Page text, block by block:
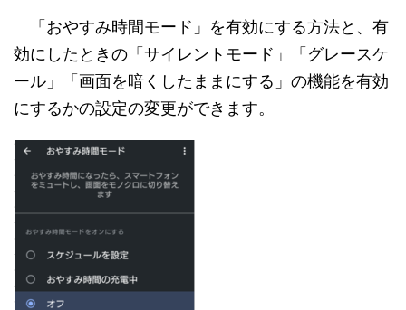
「おやすみ時間モード」を有効にする方法と、有
効にしたときの「サイレントモード」「グレースケ
ール」「画面を暗くしたままにする」の機能を有効
にするかの設定の変更ができます。